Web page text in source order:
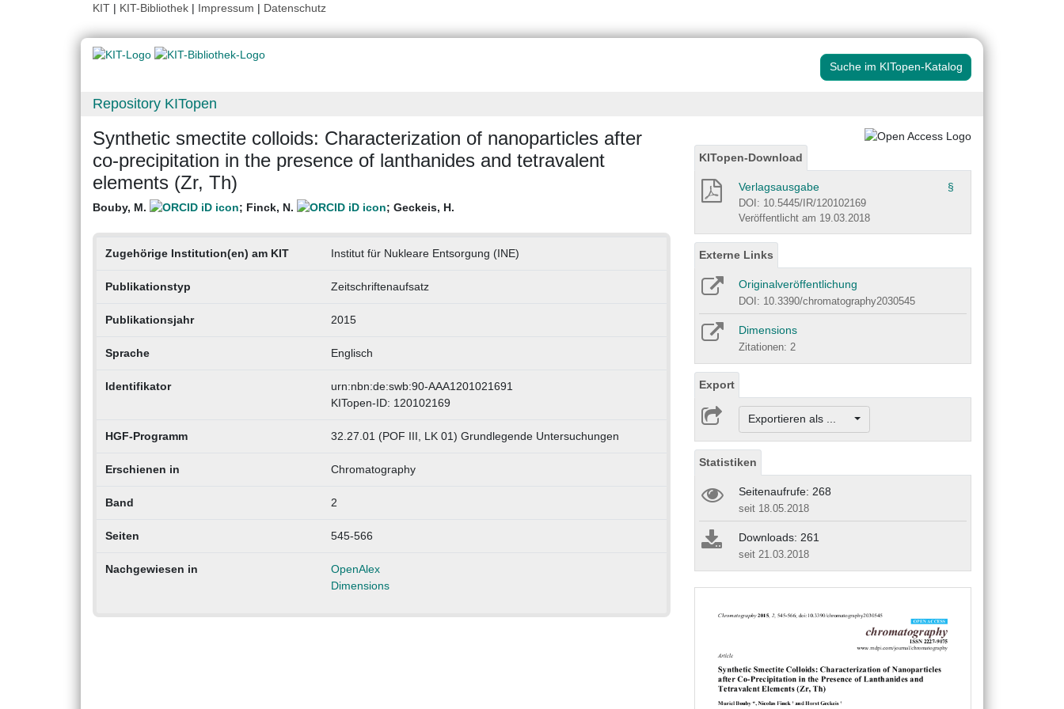
KIT | KIT-Bibliothek | Impressum | Datenschutz
Suche im KITopen-Katalog
Repository KITopen
Synthetic smectite colloids: Characterization of nanoparticles after
co-precipitation in the presence of lanthanides and tetravalent
elements (Zr, Th)
Bouby, M. ; Finck, N. ; Geckeis, H.
Zugehörige Institution(en) am KIT Institut für Nukleare Entsorgung (INE)
Publikationstyp Zeitschriftenaufsatz
Publikationsjahr 2015
Sprache Englisch
Identifikator
urn:nbn:de:swb:90-AAA1201021691
KITopen-ID: 120102169
HGF-Programm 32.27.01 (POF III, LK 01) Grundlegende Untersuchungen
Erschienen in Chromatography
Band 2
Seiten 545-566
Nachgewiesen in
OpenAlex
Dimensions
KITopen-Download
Verlagsausgabe §
DOI: 10.5445/IR/120102169
Veröffentlicht am 19.03.2018
Externe Links
Originalveröffentlichung
DOI: 10.3390/chromatography2030545
Dimensions
Zitationen: 2
Export
Exportieren als ...
Statistiken
Seitenaufrufe: 268
seit 18.05.2018
Downloads: 261
seit 21.03.2018